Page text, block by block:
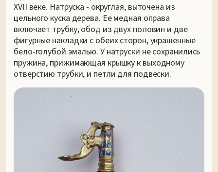
XVII веке. Натруска - округлая, выточена из
цельного куска дерева. Ее медная оправа
включает трубку, обод из двух половин и две
фигурные накладки с обеих сторон, украшенные
бело-голубой эмалью. У натруски не сохранились
пружина, прижимающая крышку к выходному
отверстию трубки, и петли для подвески.